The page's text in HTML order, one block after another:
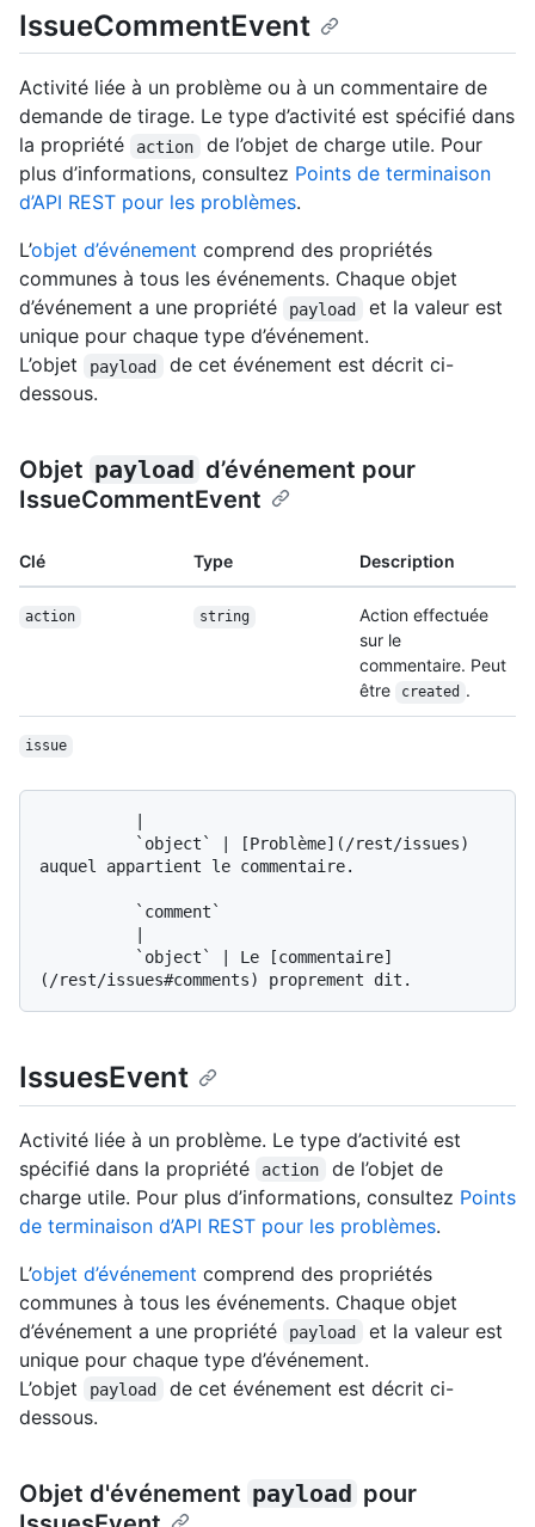
IssueCommentEvent
Activité liée à un problème ou à un commentaire de
demande de tirage. Le type d’activité est spécifié dans
la propriété
action
de l’objet de charge utile. Pour
plus d’informations, consultez Points de terminaison
d’API REST pour les problèmes.
L’objet d’événement comprend des propriétés
communes à tous les événements. Chaque objet
d’événement a une propriété
payload
et la valeur est
unique pour chaque type d’événement.
L’objet
payload
de cet événement est décrit ci-
dessous.
Objet payload d’événement pour
IssueCommentEvent
Clé Type Description
action string
Action effectuée
sur le
commentaire. Peut
être
created .
issue
auquel appartient le commentaire.
IssuesEvent
Activité liée à un problème. Le type d’activité est
spécifié dans la propriété
action
de l’objet de
charge utile. Pour plus d’informations, consultez Points
de terminaison d’API REST pour les problèmes.
L’objet d’événement comprend des propriétés
communes à tous les événements. Chaque objet
d’événement a une propriété
payload
et la valeur est
unique pour chaque type d’événement.
L’objet
payload
de cet événement est décrit ci-
dessous.
Objet d'événement payload pour